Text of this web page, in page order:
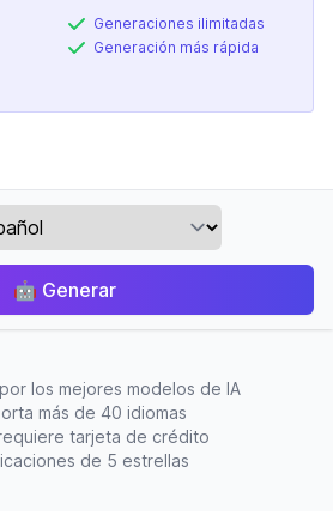
Generaciones ilimitadas
Generación más rápida
🤖 Generar
los mejores modelos de IA
más de 40 idiomas
tarjeta de crédito
de 5 estrellas